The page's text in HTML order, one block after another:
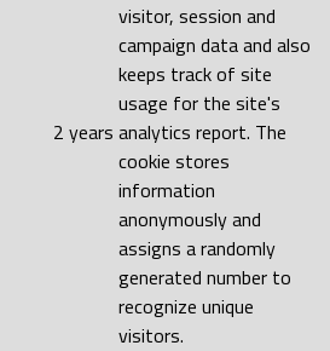
2 years
visitor, session and
campaign data and also
keeps track of site
usage for the site's
analytics report. The
cookie stores
information
anonymously and
assigns a randomly
generated number to
recognize unique
visitors.